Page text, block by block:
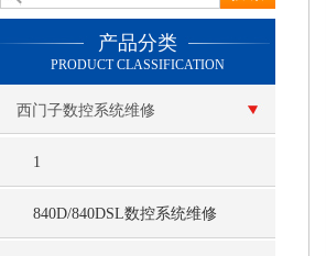
产品分类
PRODUCT CLASSIFICATION
西门子数控系统维修
1
840D/840DSL数控系统维修